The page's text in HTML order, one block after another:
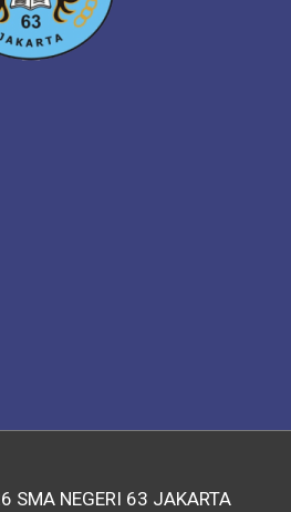
SMA NEGERI 63 JAKARTA